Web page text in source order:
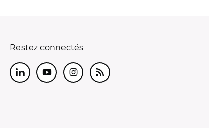
Restez connectés
LinkedInYoutubeInstagram
RSS